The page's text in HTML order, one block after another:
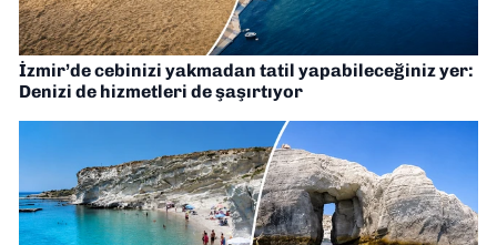
İzmir’de cebinizi yakmadan tatil yapabileceğiniz yer:
Denizi de hizmetleri de şaşırtıyor